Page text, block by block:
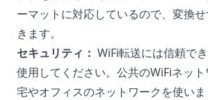
ーマットに対応しているので、変換
きます。
セキュリティ： WiFi転送には信頼で
使用してください。公共のWiFiネッ
宅やオフィスのネットワークを使いま